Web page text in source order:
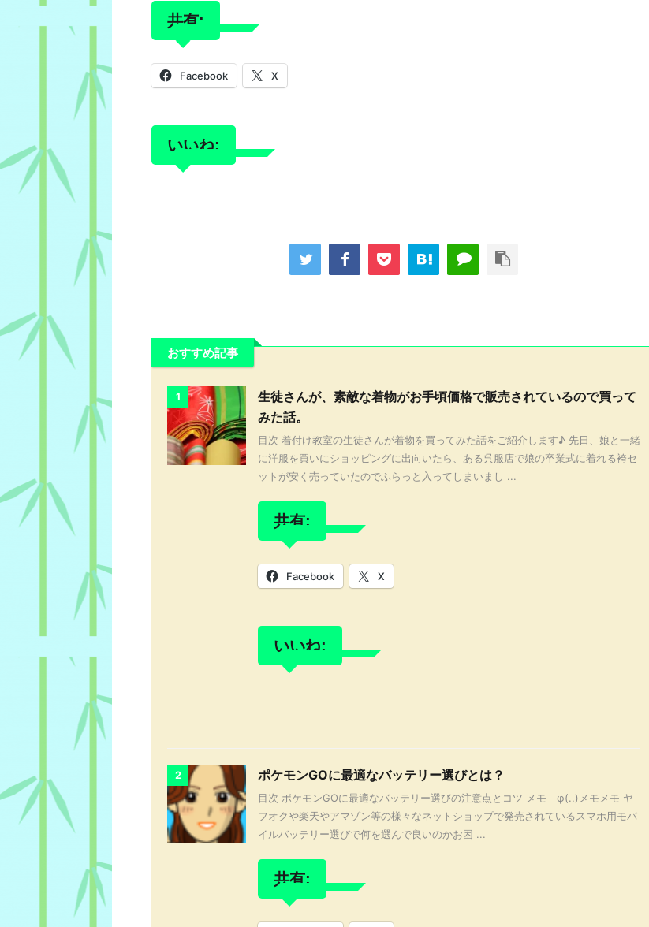
共有:
Facebook X
いいね:
おすすめ記事
1
生徒さんが、素敵な着物がお手頃価格で販売されているので買って
みた話。
目次 着付け教室の生徒さんが着物を買ってみた話をご紹介します♪ 先日、娘と一緒
に洋服を買いにショッピングに出向いたら、ある呉服店で娘の卒業式に着れる袴セ
ットが安く売っていたのでふらっと入ってしまいまし ...
共有:
Facebook X
いいね:
2 ポケモンGOに最適なバッテリー選びとは？
目次 ポケモンGOに最適なバッテリー選びの注意点とコツ メモ φ(..)メモメモ ヤ
フオクや楽天やアマゾン等の様々なネットショップで発売されているスマホ用モバ
イルバッテリー選びで何を選んで良いのかお困 ...
共有: